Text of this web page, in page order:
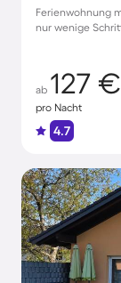
Ferienwohnung
nur wenige
ab 127 €
pro Nacht
4.7